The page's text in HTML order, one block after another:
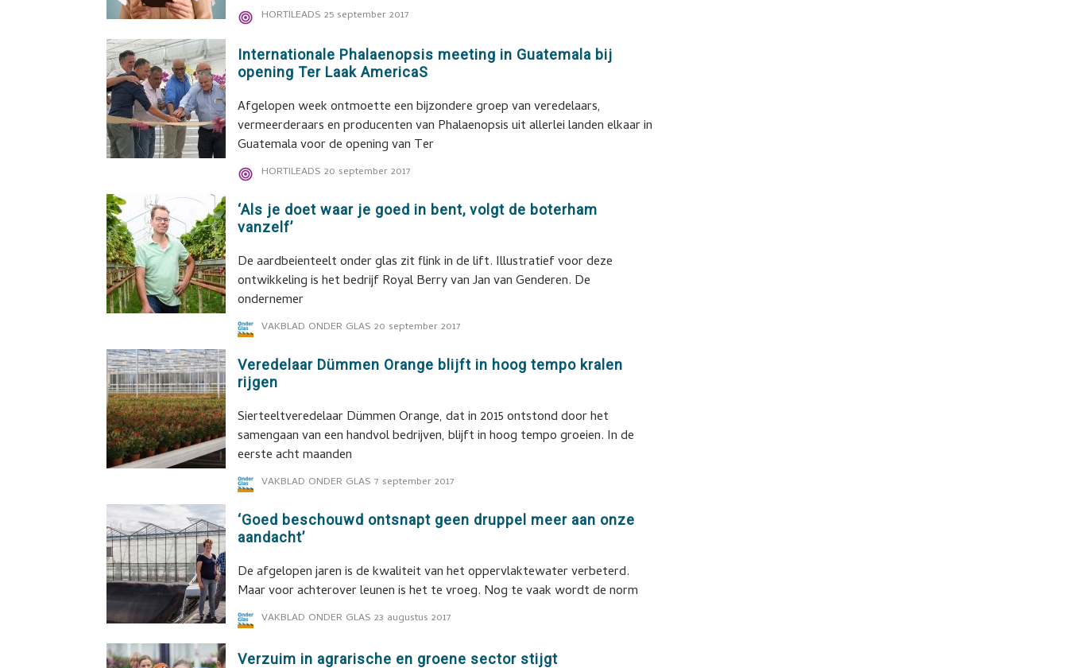
HORTILEADS 25 september 2017
Internationale Phalaenopsis meeting in Guatemala bij
opening Ter Laak AmericaS
Afgelopen week ontmoette een bijzondere groep van veredelaars,
vermeerderaars en producenten van Phalaenopsis uit allerlei landen elkaar in
Guatemala voor de opening van Ter
HORTILEADS 20 september 2017
‘Als je doet waar je goed in bent, volgt de boterham
vanzelf’
De aardbeienteelt onder glas zit flink in de lift. Illustratief voor deze
ontwikkeling is het bedrijf Royal Berry van Jan van Genderen. De
ondernemer
VAKBLAD ONDER GLAS 20 september 2017
Veredelaar Dümmen Orange blijft in hoog tempo kralen
rijgen
Sierteeltveredelaar Dümmen Orange, dat in 2015 ontstond door het
samengaan van een handvol bedrijven, blijft in hoog tempo groeien. In de
eerste acht maanden
VAKBLAD ONDER GLAS 7 september 2017
‘Goed beschouwd ontsnapt geen druppel meer aan onze
aandacht’
De afgelopen jaren is de kwaliteit van het oppervlaktewater verbeterd.
Maar voor achterover leunen is het te vroeg. Nog te vaak wordt de norm
VAKBLAD ONDER GLAS 23 augustus 2017
Verzuim in agrarische en groene sector stijgt